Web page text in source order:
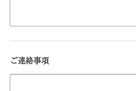
ご連絡事項